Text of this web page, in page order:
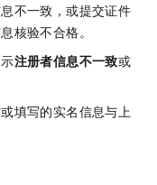
不一致，或提交证件
核验不合格。
注册者信息不一致或
填写的实名信息与上